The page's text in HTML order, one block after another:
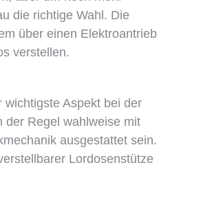
die richtige Wahl. Die
über einen Elektroantrieb
verstellen.
Aspekt bei der
der Regel wahlweise mit
ausgestattet sein.
Lordosenstütze